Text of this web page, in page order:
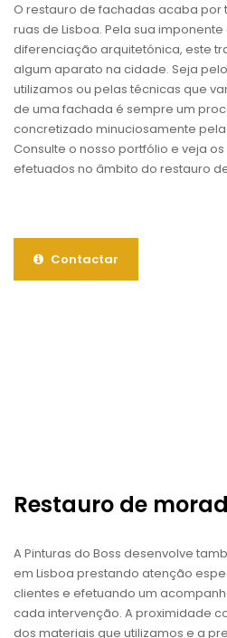
O restauro de fachadas acaba por
ruas de Lisboa. Pela sua
diferenciação arquitetónica, este
algum aparato na cidade. Seja
utilizamos ou pelas técnicas que
de uma fachada é sempre um
concretizado minuciosamente pela
Consulte o nosso portfólio e veja
efetuados no âmbito do restauro
Contactar
Restauro de
A Pinturas do Boss desenvolve
em Lisboa prestando atenção
clientes e efetuando um
cada intervenção. A proximidade
dos materiais que utilizamos e a